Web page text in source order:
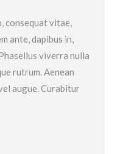
consequat vitae,
ante, dapibus in,
viverra nulla
rutrum. Aenean
augue. Curabitur